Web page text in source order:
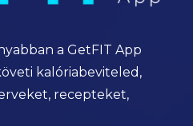
a GetFIT App
kalóriabeviteled,
recepteket,